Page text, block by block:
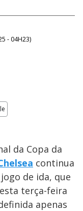
- 04H23)
da Copa da
continua
de ida, que
terça-feira
apenas